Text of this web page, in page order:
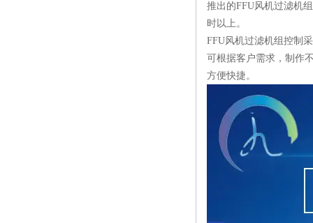
推出的FFU风机过滤机
时以上。
FFU风机过滤机组控制
可根据客户需求，制作
方便快捷。